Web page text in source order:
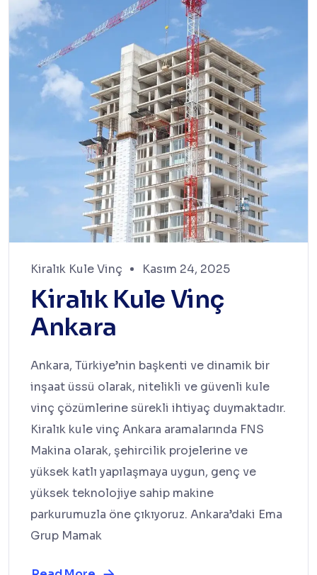
Kiralık Kule Vinç Kasım 24, 2025
Kiralık Kule Vinç
Ankara
Ankara, Türkiye’nin başkenti ve dinamik bir
inşaat üssü olarak, nitelikli ve güvenli kule
vinç çözümlerine sürekli ihtiyaç duymaktadır.
Kiralık kule vinç Ankara aramalarında FNS
Makina olarak, şehircilik projelerine ve
yüksek katlı yapılaşmaya uygun, genç ve
yüksek teknolojiye sahip makine
parkurumuzla öne çıkıyoruz. Ankara’daki Ema
Grup Mamak